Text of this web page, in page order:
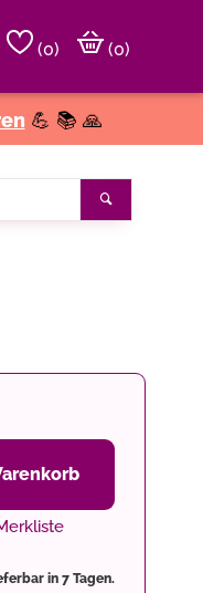
(0)
(0)
💪 📚 🙏
in 7 Tagen.